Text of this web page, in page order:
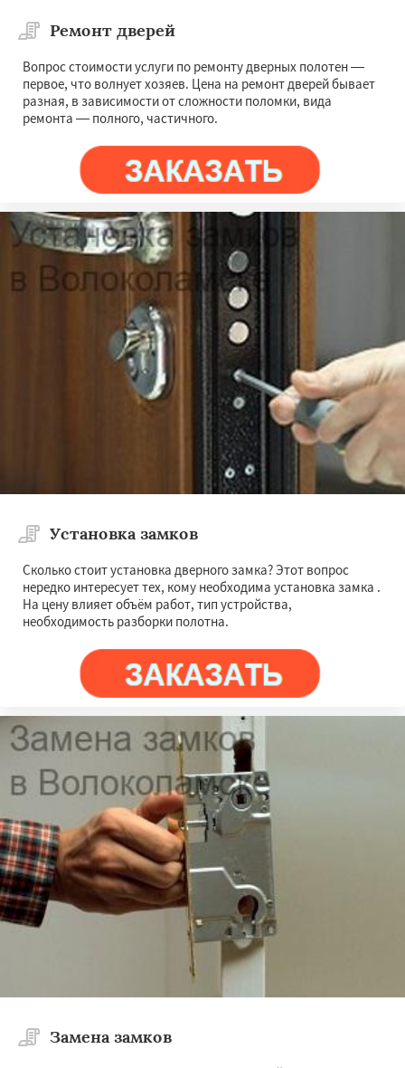
Ремонт дверей
Вопрос стоимости услуги по ремонту дверных полотен —
первое, что волнует хозяев. Цена на ремонт дверей бывает
разная, в зависимости от сложности поломки, вида
ремонта — полного, частичного.
Установка замков
Сколько стоит установка дверного замка? Этот вопрос
нередко интересует тех, кому необходима установка замка .
На цену влияет объём работ, тип устройства,
необходимость разборки полотна.
Замена замков